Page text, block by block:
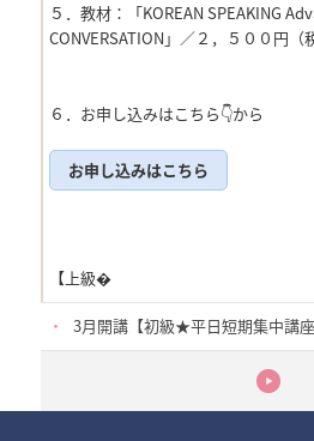
５．教材：「KOREAN SPEAKING
CONVERSATION」／２，５００円（
６．お申し込みはこちら👇から
お申し込みはこちら
【上級�
・ 3月開講【初級★平日短期集中講座